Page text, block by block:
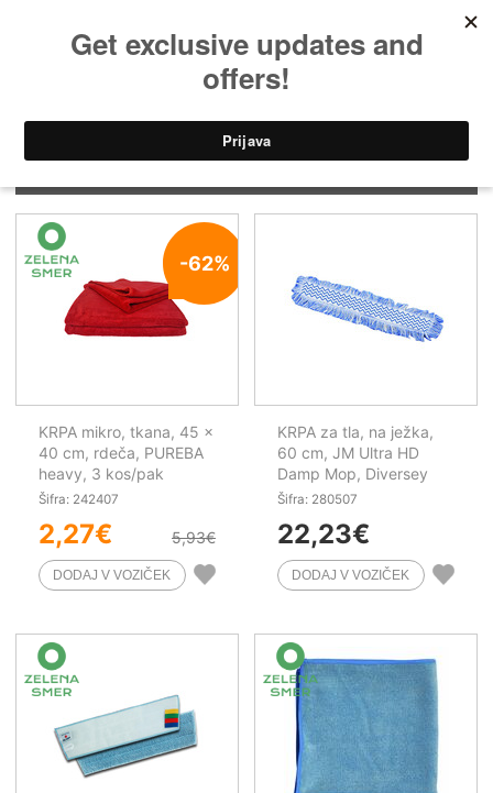
Pripomočki za čiščenje» Čistilne krpe za površine in tla
Čistilne krpe za površine in tla
-62%
KRPA mikro, tkana, 45 x
40 cm, rdeča, PUREBA
heavy, 3 kos/pak
Šifra: 242407
2,27€ 5,93€
KRPA za tla, na ježka,
60 cm, JM Ultra HD
Damp Mop, Diversey
Šifra: 280507
22,23€